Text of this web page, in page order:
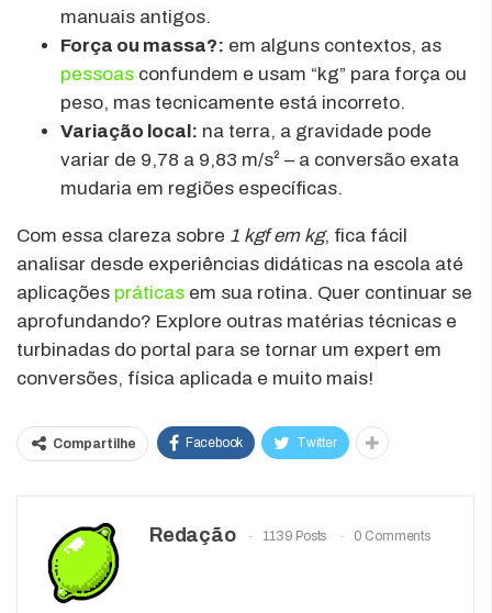
manuais antigos.
Força ou massa?: em alguns contextos, as
pessoas confundem e usam “kg” para força ou
peso, mas tecnicamente está incorreto.
Variação local: na terra, a gravidade pode
variar de 9,78 a 9,83 m/s² – a conversão exata
mudaria em regiões específicas.
Com essa clareza sobre 1 kgf em kg, fica fácil
analisar desde experiências didáticas na escola até
aplicações práticas em sua rotina. Quer continuar se
aprofundando? Explore outras matérias técnicas e
turbinadas do portal para se tornar um expert em
conversões, física aplicada e muito mais!
Compartilhe Facebook Twitter
Redação 1139 Posts 0 Comments